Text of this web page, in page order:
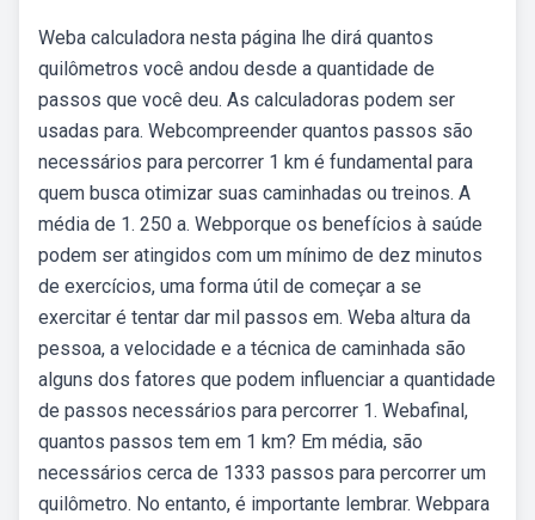
Weba calculadora nesta página lhe dirá quantos
quilômetros você andou desde a quantidade de
passos que você deu. As calculadoras podem ser
usadas para. Webcompreender quantos passos são
necessários para percorrer 1 km é fundamental para
quem busca otimizar suas caminhadas ou treinos. A
média de 1. 250 a. Webporque os benefícios à saúde
podem ser atingidos com um mínimo de dez minutos
de exercícios, uma forma útil de começar a se
exercitar é tentar dar mil passos em. Weba altura da
pessoa, a velocidade e a técnica de caminhada são
alguns dos fatores que podem influenciar a quantidade
de passos necessários para percorrer 1. Webafinal,
quantos passos tem em 1 km? Em média, são
necessários cerca de 1333 passos para percorrer um
quilômetro. No entanto, é importante lembrar. Webpara